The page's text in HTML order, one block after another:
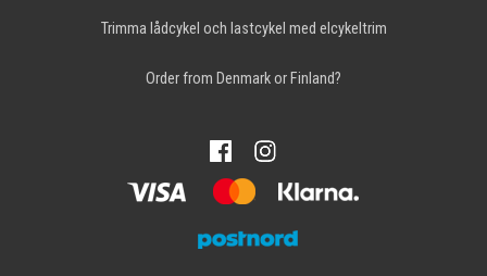
Trimma lådcykel och lastcykel med elcykeltrim
Order from Denmark or Finland?